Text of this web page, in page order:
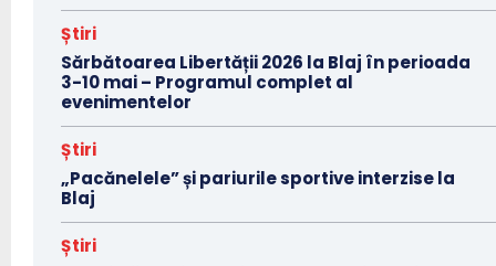
Știri
Sărbătoarea Libertății 2026 la Blaj în perioada
3-10 mai – Programul complet al
evenimentelor
Știri
„Pacănelele” și pariurile sportive interzise la
Blaj
Știri